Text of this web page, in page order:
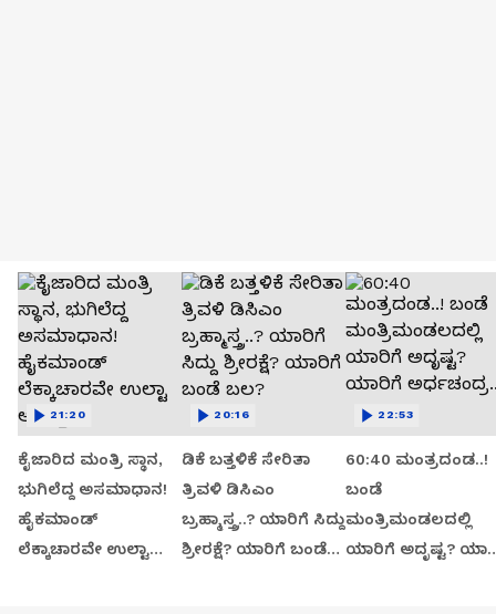
ಕೈಜಾರಿದ ಮಂತ್ರಿ ಸ್ಥಾನ,
ಭುಗಿಲೆದ್ದ ಅಸಮಾಧಾನ!
ಹೈಕಮಾಂಡ್
ಲೆಕ್ಕಾಚಾರವೇ ಉಲ್ಟಾ
21:20
ಡಿಕೆ ಬತ್ತಳಿಕೆ ಸೇರಿತಾ
ತ್ರಿವಳಿ ಡಿಸಿಎಂ
ಬ್ರಹ್ಮಾಸ್ತ್ರ..? ಯಾರಿಗೆ ಸಿದ್ದು
ಶ್ರೀರಕ್ಷೆ? ಯಾರಿಗೆ ಬಂಡೆ
20:16
60:40 ಮಂತ್ರದಂಡ..!
ಬಂಡೆ
ಮಂತ್ರಿಮಂಡಲದಲ್ಲಿ
ಯಾರಿಗೆ ಅದೃಷ್ಟ?
22:53